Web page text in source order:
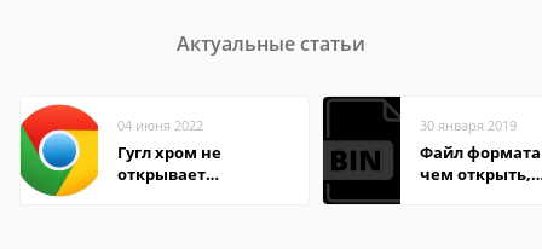
Актуальные статьи
04 июня 2022
Гугл хром не
открывает
30 января 2019
Файл формата
чем открыть,